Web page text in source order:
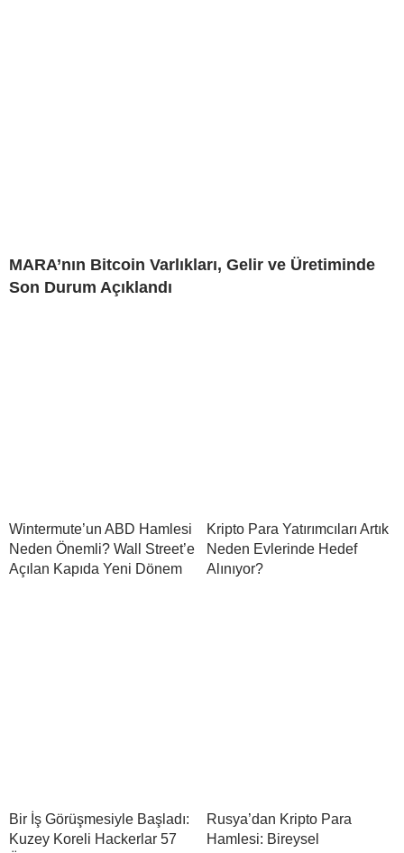
MARA’nın Bitcoin Varlıkları, Gelir ve Üretiminde
Son Durum Açıklandı
Wintermute’un ABD Hamlesi
Neden Önemli? Wall Street’e
Açılan Kapıda Yeni Dönem
Kripto Para Yatırımcıları Artık
Neden Evlerinde Hedef
Alınıyor?
Bir İş Görüşmesiyle Başladı:
Kuzey Koreli Hackerlar 57
Rusya’dan Kripto Para
Hamlesi: Bireysel